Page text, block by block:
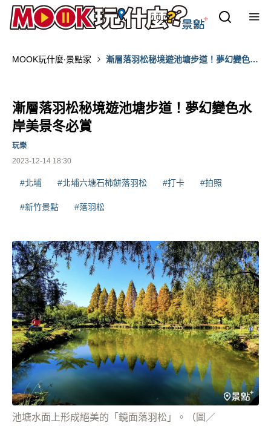
MOOK玩什麼‧景點家
漸層落羽松秘境遊池塘步道！夢幻變色水
漸層落羽松秘境遊池塘步道！夢幻變色水
岸美景冬必賞
2023-12-14 18:30
玩樂
#北埔 #北埔六塘石柿餅落羽松 #打卡 #拍照
#新竹景點 #落羽松
池塘水面上形成絕美的「鏡面落羽松」。（圖／